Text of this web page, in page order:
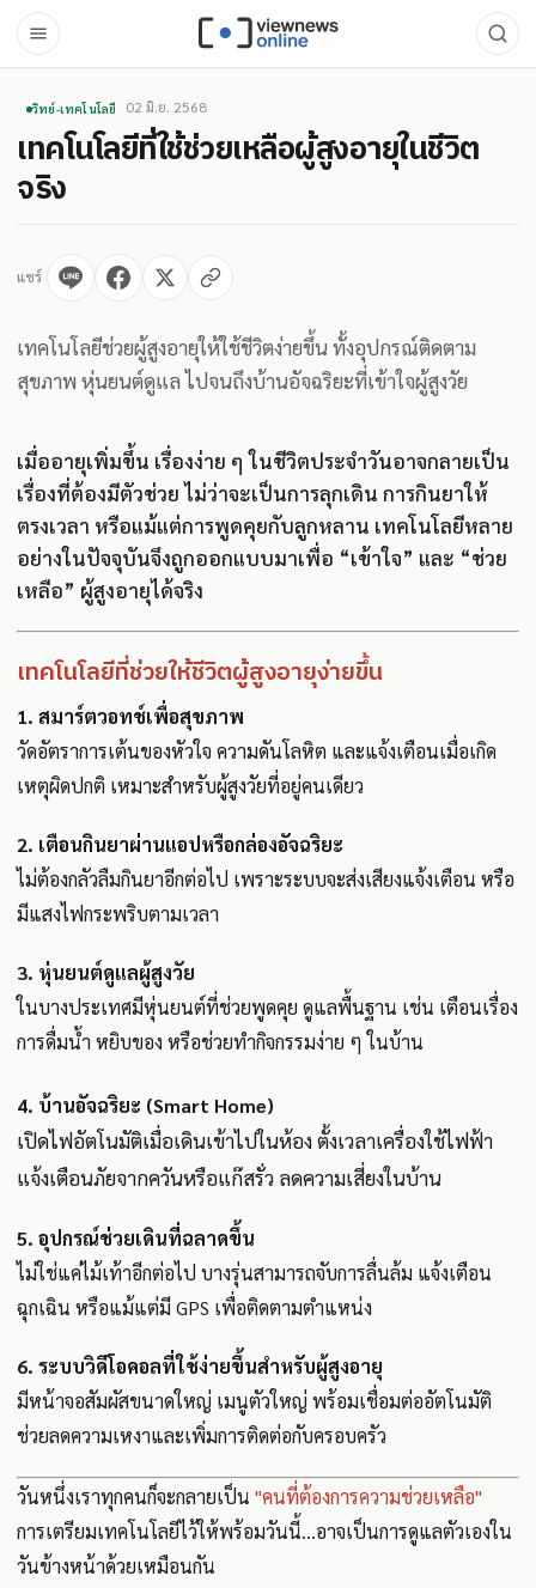
วิทย์-เทคโนโลยี 02 มิ.ย. 2568
เทคโนโลยีที่ใช้ช่วยเหลือผู้สูงอายุในชีวิต
จริง
แชร์
เทคโนโลยีช่วยผู้สูงอายุให้ใช้ชีวิตง่ายขึ้น ทั้งอุปกรณ์ติดตาม
สุขภาพ หุ่นยนต์ดูแล ไปจนถึงบ้านอัจฉริยะที่เข้าใจผู้สูงวัย
เมื่ออายุเพิ่มขึ้น เรื่องง่าย ๆ ในชีวิตประจำวันอาจกลายเป็น
เรื่องที่ต้องมีตัวช่วย ไม่ว่าจะเป็นการลุกเดิน การกินยาให้
ตรงเวลา หรือแม้แต่การพูดคุยกับลูกหลาน เทคโนโลยีหลาย
อย่างในปัจจุบันจึงถูกออกแบบมาเพื่อ “เข้าใจ” และ “ช่วย
เหลือ” ผู้สูงอายุได้จริง
เทคโนโลยีที่ช่วยให้ชีวิตผู้สูงอายุง่ายขึ้น
1. สมาร์ตวอทช์เพื่อสุขภาพ
วัดอัตราการเต้นของหัวใจ ความดันโลหิต และแจ้งเตือนเมื่อเกิด
เหตุผิดปกติ เหมาะสำหรับผู้สูงวัยที่อยู่คนเดียว
2. เตือนกินยาผ่านแอปหรือกล่องอัจฉริยะ
ไม่ต้องกลัวลืมกินยาอีกต่อไป เพราะระบบจะส่งเสียงแจ้งเตือน หรือ
มีแสงไฟกระพริบตามเวลา
3. หุ่นยนต์ดูแลผู้สูงวัย
ในบางประเทศมีหุ่นยนต์ที่ช่วยพูดคุย ดูแลพื้นฐาน เช่น เตือนเรื่อง
การดื่มน้ำ หยิบของ หรือช่วยทำกิจกรรมง่าย ๆ ในบ้าน
4. บ้านอัจฉริยะ (Smart Home)
เปิดไฟอัตโนมัติเมื่อเดินเข้าไปในห้อง ตั้งเวลาเครื่องใช้ไฟฟ้า
แจ้งเตือนภัยจากควันหรือแก๊สรั่ว ลดความเสี่ยงในบ้าน
5. อุปกรณ์ช่วยเดินที่ฉลาดขึ้น
ไม่ใช่แค่ไม้เท้าอีกต่อไป บางรุ่นสามารถจับการลื่นล้ม แจ้งเตือน
ฉุกเฉิน หรือแม้แต่มี GPS เพื่อติดตามตำแหน่ง
6. ระบบวิดีโอคอลที่ใช้ง่ายขึ้นสำหรับผู้สูงอายุ
มีหน้าจอสัมผัสขนาดใหญ่ เมนูตัวใหญ่ พร้อมเชื่อมต่ออัตโนมัติ
ช่วยลดความเหงาและเพิ่มการติดต่อกับครอบครัว
วันหนึ่งเราทุกคนก็จะกลายเป็น "คนที่ต้องการความช่วยเหลือ"
การเตรียมเทคโนโลยีไว้ให้พร้อมวันนี้…อาจเป็นการดูแลตัวเองใน
วันข้างหน้าด้วยเหมือนกัน